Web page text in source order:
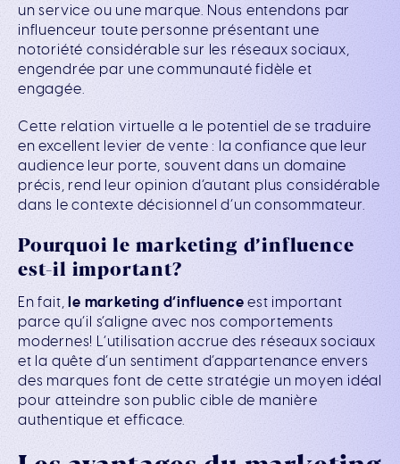
un service ou une marque. Nous entendons par
influenceur toute personne présentant une
notoriété considérable sur les réseaux sociaux,
engendrée par une communauté fidèle et
engagée.
Cette relation virtuelle a le potentiel de se traduire
en excellent levier de vente : la confiance que leur
audience leur porte, souvent dans un domaine
précis, rend leur opinion d’autant plus considérable
dans le contexte décisionnel d’un consommateur.
Pourquoi le marketing d’influence
est-il important?
En fait, le marketing d’influence est important
parce qu’il s’aligne avec nos comportements
modernes! L’utilisation accrue des réseaux sociaux
et la quête d’un sentiment d’appartenance envers
des marques font de cette stratégie un moyen idéal
pour atteindre son public cible de manière
authentique et efficace.